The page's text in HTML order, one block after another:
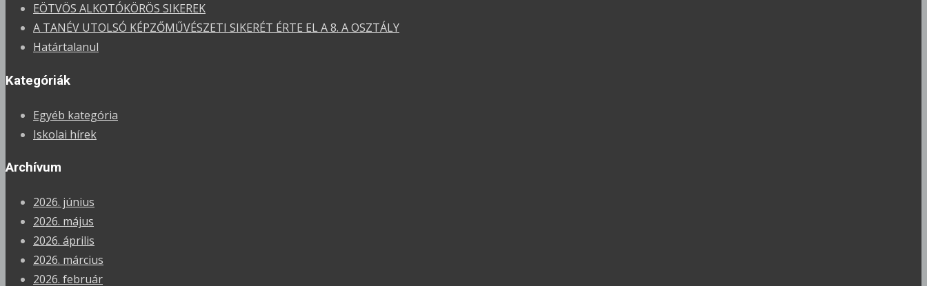
EÖTVÖS ALKOTÓKÖRÖS SIKEREK
A TANÉV UTOLSÓ KÉPZŐMŰVÉSZETI SIKERÉT ÉRTE EL A 8. A OSZTÁLY
Határtalanul
Kategóriák
Egyéb kategória
Iskolai hírek
Archívum
2026. június
2026. május
2026. április
2026. március
2026. február